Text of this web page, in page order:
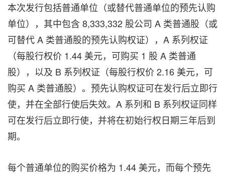
本次发行包括普通单位（或替代普通单位的预先认购
单位），其中包含 8,333,332 股公司 A 类普通股（或
可替代 A 类普通股的预先认购权证），A 系列权证
（每股行权价 1.44 美元，可购买 1 股 A 类普通
股），以及 B 系列权证（每股行权价 2.16 美元，可
购买 A 类普通股）。预先认购权证可在发行后立即行
使，并在全部行使后失效。A 系列和 B 系列权证同样
可在发行后立即行使，并将在初始行权日期三年后到
期。
每个普通单位的购买价格为 1.44 美元，而每个预先